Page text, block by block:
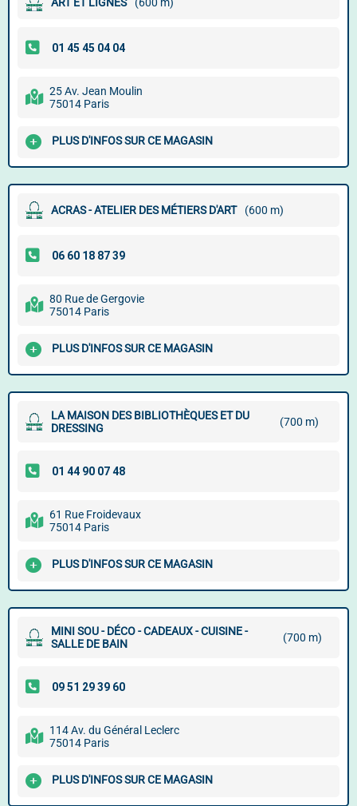
25 Av. Jean Moulin
75014 Paris
PLUS D'INFOS SUR CE MAGASIN
ACRAS - ATELIER DES MÉTIERS D'ART (600 m)
80 Rue de Gergovie
75014 Paris
PLUS D'INFOS SUR CE MAGASIN
LA MAISON DES BIBLIOTHÈQUES ET DU
DRESSING
(700 m)
61 Rue Froidevaux
75014 Paris
PLUS D'INFOS SUR CE MAGASIN
MINI SOU - DÉCO - CADEAUX - CUISINE -
SALLE DE BAIN
(700 m)
114 Av. du Général Leclerc
75014 Paris
PLUS D'INFOS SUR CE MAGASIN